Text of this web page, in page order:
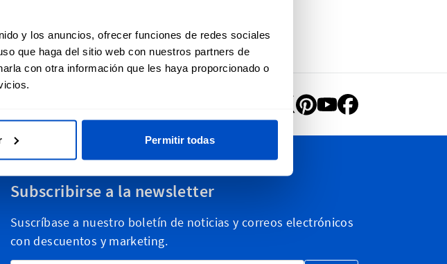
y los anuncios, ofrecer funciones de redes sociales
que haga del sitio web con nuestros partners de
con otra información que les haya proporcionado o
Permitir todas
Subscribirse a la newsletter
Suscríbase a nuestro boletín de noticias y correos electrónicos
con descuentos y marketing.